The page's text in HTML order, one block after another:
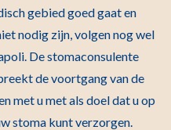
gebied goed gaat en
nodig zijn, volgen nog wel
De stomaconsulente
de voortgang van de
met u met als doel dat u op
stoma kunt verzorgen.